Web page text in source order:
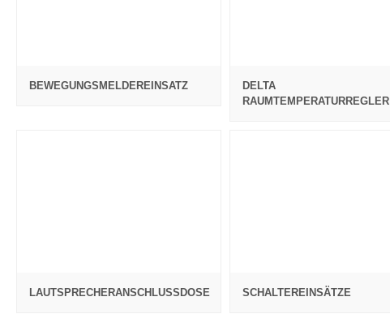
BEWEGUNGSMELDEREINSATZ
DELTA
RAUMTEMPERATURREGLER
LAUTSPRECHERANSCHLUSSDOSE SCHALTEREINSÄTZE